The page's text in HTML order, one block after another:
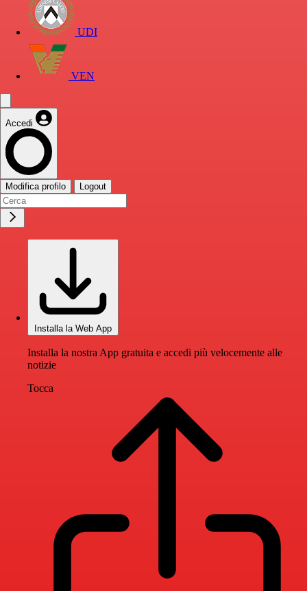
UDI
VEN
Accedi
Modifica profilo Logout
Installa la Web App
Installa la nostra App gratuita e accedi più velocemente alle
notizie
Tocca